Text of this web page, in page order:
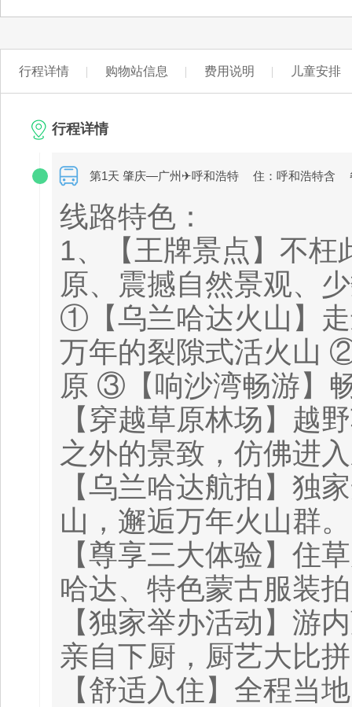
行程详情 购物站信息 费用说明 儿童安排
行程详情
第1天 肇庆—广州✈呼和浩特 住：呼和浩特含
线路特色：
1、【王牌景点】不枉
原、震撼自然景观、
①【乌兰哈达火山】
万年的裂隙式活火山
原 ③【响沙湾畅游】
【穿越草原林场】越
之外的景致，仿佛进
【乌兰哈达航拍】独
山，邂逅万年火山群。
【尊享三大体验】住
哈达、特色蒙古服装
【独家举办活动】游
亲自下厨，厨艺大比
【舒适入住】全程当